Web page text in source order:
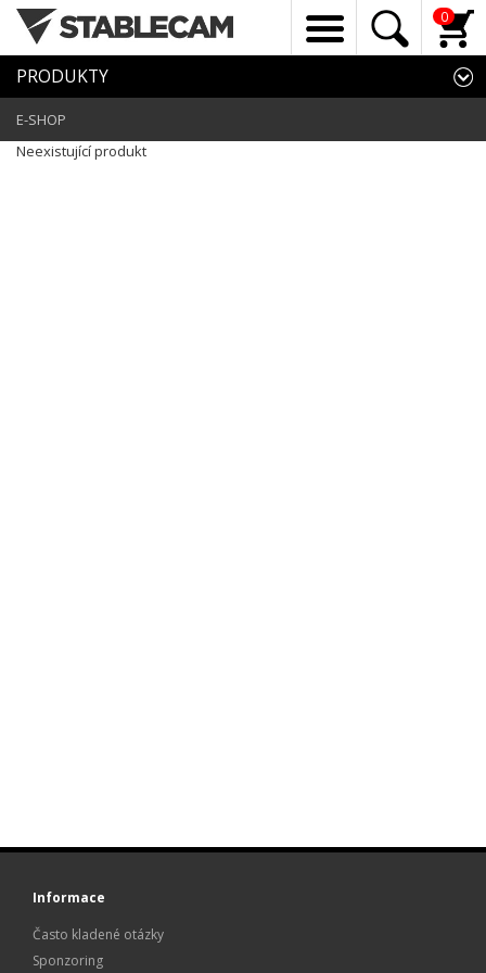
0
PRODUKTY
E-SHOP
Neexistující produkt
Informace
Často kladené otázky
Sponzoring